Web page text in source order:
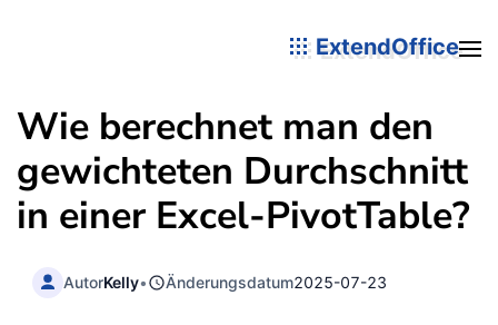
ExtendOffice
Wie berechnet man den
gewichteten Durchschnitt
in einer Excel-PivotTable?
AutorKelly• Änderungsdatum2025-07-23